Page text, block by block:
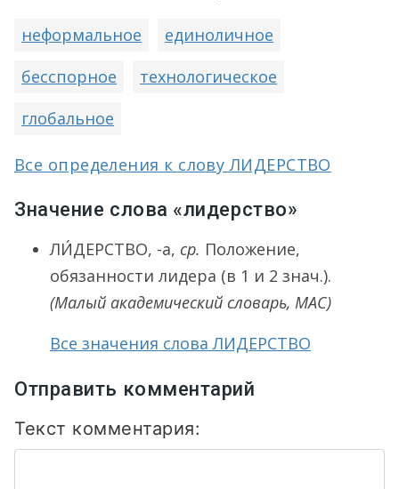
неформальное
единоличное
бесспорное
технологическое
глобальное
Все определения к слову ЛИДЕРСТВО
Значение слова «лидерство»
ЛИ́ДЕРСТВО, -а, ср. Положение,
обязанности лидера (в 1 и 2 знач.).
(Малый академический словарь, МАС)
Все значения слова ЛИДЕРСТВО
Отправить комментарий
Текст комментария: